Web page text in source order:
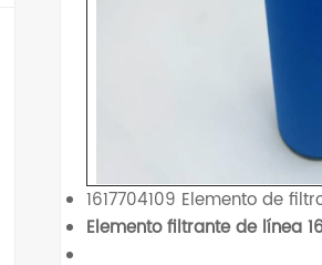
1617704109 Elemento de
Elemento filtrante de línea